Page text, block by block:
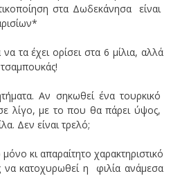
στα Δωδεκάνησα είναι
τα έχει ορίσει στα 6 μίλια, αλλά
Αν σηκωθεί ένα τουρκικό
λίγο, με το που θα πάρει ύψος,
Δεν είναι τρελό;
κι απαραίτητο χαρακτηριστικό
να κατοχυρωθεί η φιλία ανάμεσα